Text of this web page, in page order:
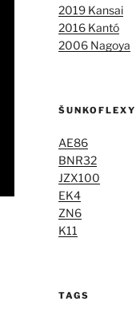
2019 Kansai
2016 Kantó
2006 Nagoya
ŠUNKOFLEXY
AE86
BNR32
JZX100
EK4
ZN6
K11
TAGS